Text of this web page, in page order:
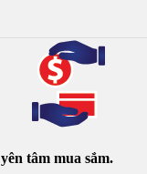
yên tâm mua sắm.